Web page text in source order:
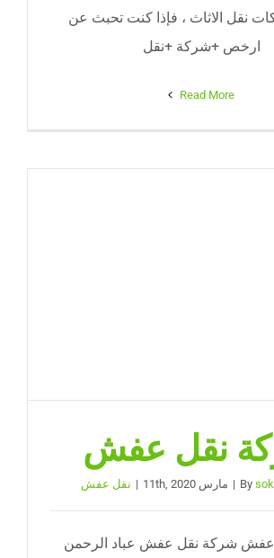
نقل الاثاث ، فإذا كنت تحبث عن
ارخص +شركة +نقل
Read More
نقل عفش
By
| مارس 11th, 2020 | نقل عفش
شركة نقل عفش عباد الرحمن